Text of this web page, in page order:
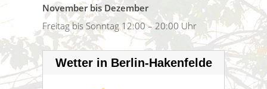
November bis Dezember
Freitag bis Sonntag 12:00 – 20:00 Uhr
Wetter in Berlin-Hakenfelde